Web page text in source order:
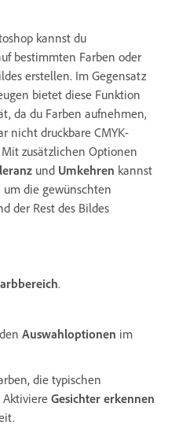
kannst du
bestimmten Farben oder
erstellen. Im Gegensatz
bietet diese Funktion
da du Farben aufnehmen,
nicht druckbare CMYK-
zusätzlichen Optionen
und Umkehren kannst
die gewünschten
der Rest des Bildes
.
Auswahloptionen im
die typischen
Gesichter erkennen